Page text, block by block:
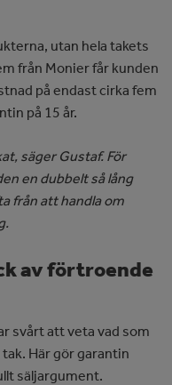
utan hela takets
från Monier får kunden
på endast cirka fem
på 15 år.
säger Gustaf. För
en dubbelt så lång
från att handla om
av förtroende
svårt att veta vad som
Här gör garantin
säljargument.